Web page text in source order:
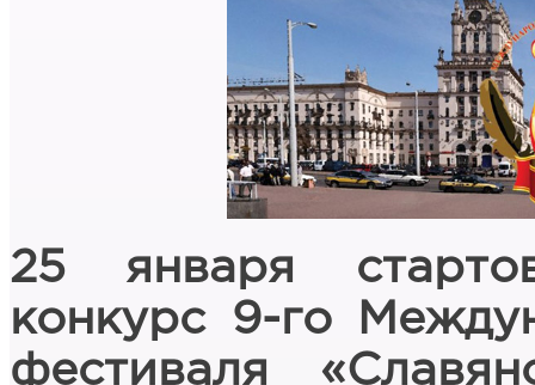
25 января
конкурс 9-го
фестиваля